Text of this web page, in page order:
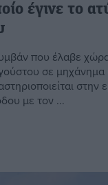
έγινε το
που έλαβε
σε μηχάνημα
με τον ...